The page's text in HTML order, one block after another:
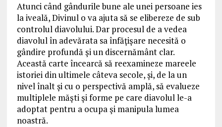
Atunci când gândurile bune ale unei persoane ies
la iveală, Divinul o va ajuta să se elibereze de sub
controlul diavolului. Dar procesul de a vedea
diavolul în adevărata sa înfăţişare necesită o
gândire profundă şi un discernământ clar.
Această carte încearcă să reexamineze mareele
istoriei din ultimele câteva secole, și, de la un
nivel înalt și cu o perspectivă amplă, să evalueze
multiplele măşti şi forme pe care diavolul le-a
adoptat pentru a ocupa şi manipula lumea
noastră.